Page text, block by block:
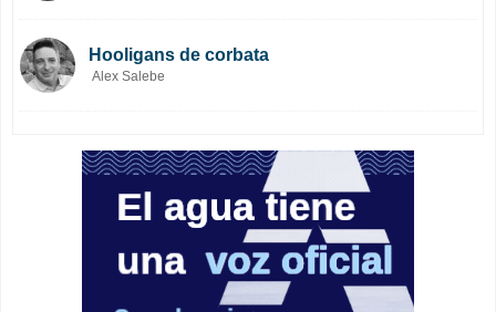
Hooligans de corbata
Alex Salebe